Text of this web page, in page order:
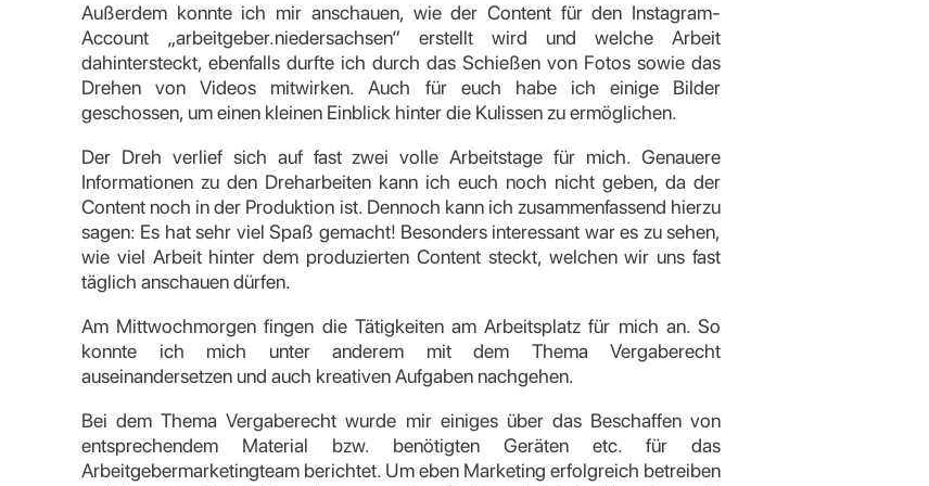
Außerdem konnte ich mir anschauen, wie der Content für den Instagram-
Account „arbeitgeber.niedersachsen“ erstellt wird und welche Arbeit
dahintersteckt, ebenfalls durfte ich durch das Schießen von Fotos sowie das
Drehen von Videos mitwirken. Auch für euch habe ich einige Bilder
geschossen, um einen kleinen Einblick hinter die Kulissen zu ermöglichen.
Der Dreh verlief sich auf fast zwei volle Arbeitstage für mich. Genauere
Informationen zu den Dreharbeiten kann ich euch noch nicht geben, da der
Content noch in der Produktion ist. Dennoch kann ich zusammenfassend hierzu
sagen: Es hat sehr viel Spaß gemacht! Besonders interessant war es zu sehen,
wie viel Arbeit hinter dem produzierten Content steckt, welchen wir uns fast
täglich anschauen dürfen.
Am Mittwochmorgen fingen die Tätigkeiten am Arbeitsplatz für mich an. So
konnte ich mich unter anderem mit dem Thema Vergaberecht
auseinandersetzen und auch kreativen Aufgaben nachgehen.
Bei dem Thema Vergaberecht wurde mir einiges über das Beschaffen von
entsprechendem Material bzw. benötigten Geräten etc. für das
Arbeitgebermarketingteam berichtet. Um eben Marketing erfolgreich betreiben